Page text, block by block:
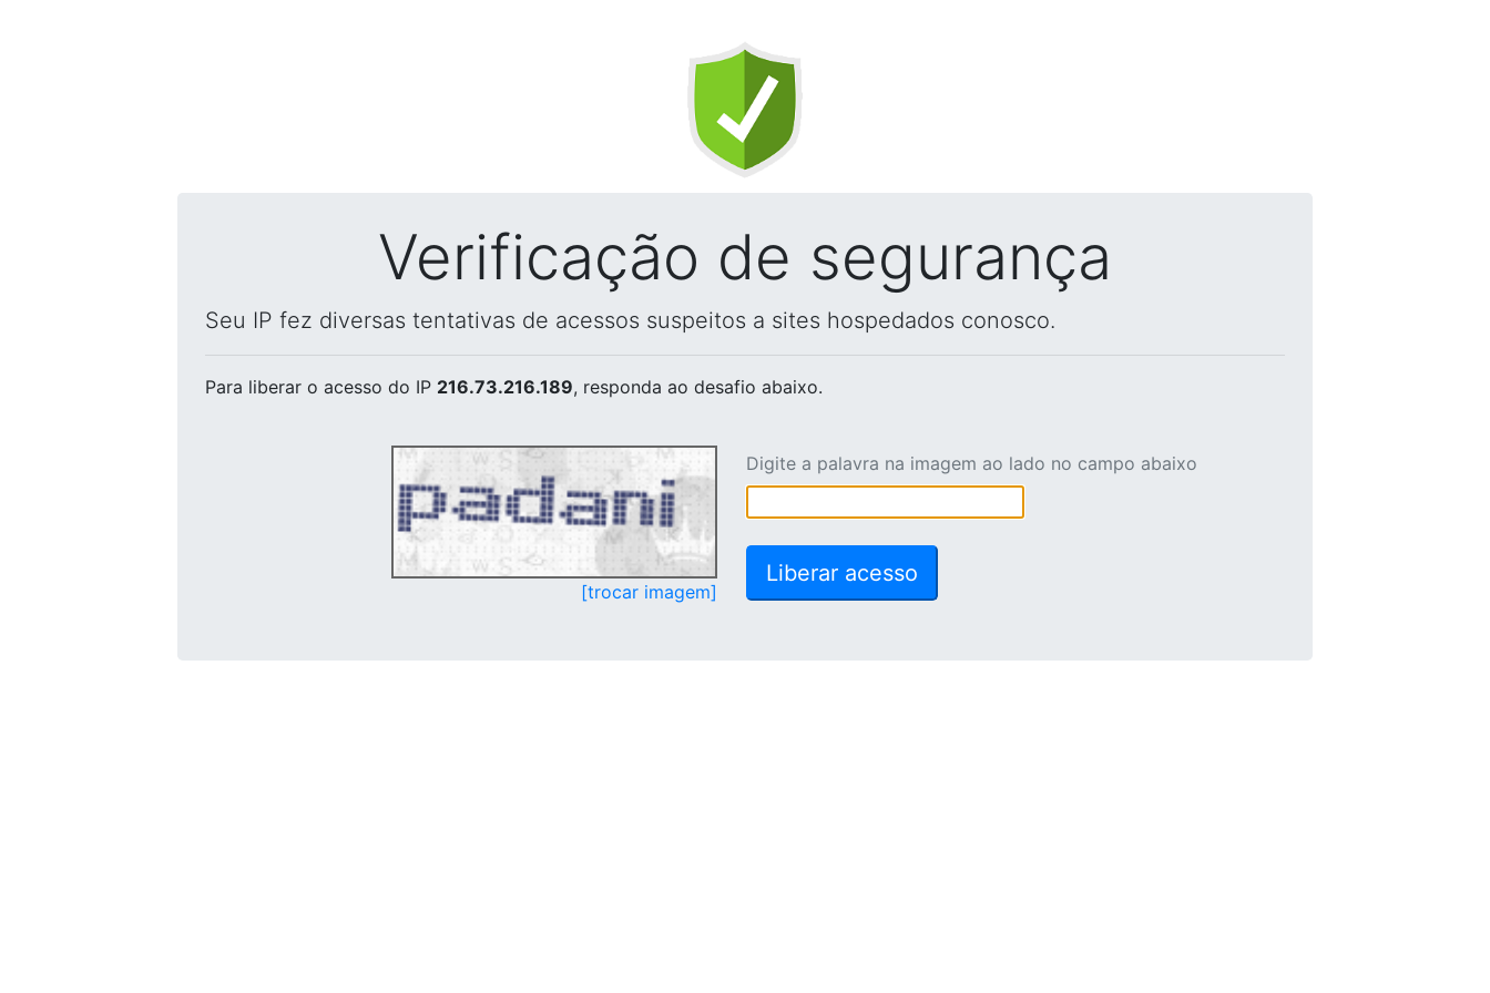
Verificação de segurança
Seu IP fez diversas tentativas de acessos suspeitos a sites hospedados conosco.
Para liberar o acesso do IP 216.73.216.189, responda ao desafio abaixo.
[trocar imagem]
Digite a palavra na imagem ao lado no campo abaixo